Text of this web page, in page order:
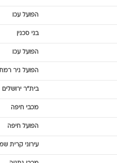
הפועל עכו
בני סכנין
הפועל עכו
הפועל ניר רמת
בית"ר ירושלים
מכבי חיפה
הפועל חיפה
עירוני קרית